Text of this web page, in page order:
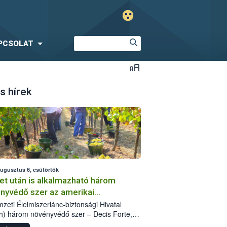
hírek
6, csütörtök
után is alkalmazható három
szer az amerikai
ellen
Élelmiszerlánc-biztonsági Hivatal
három növényvédő szer – Decis Forte,
24 EW, Oroganic – engedélyokiratát